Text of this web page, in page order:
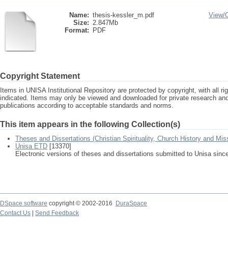
Name: thesis-kessler_m.pdf
Size: 2.847Mb
Format:
PDF
View/
Copyright Statement
Items in UNISA Institutional Repository are protected by copyright, with all
indicated. Items may only be viewed and downloaded for private research
publications according to acceptable standards and norms.
This item appears in the following Collection(s)
Theses and Dissertations (Christian Spirituality, Church History and
Unisa ETD [13370]
Electronic versions of theses and dissertations submitted to Unisa
DSpace software copyright © 2002-2016
DuraSpace
Contact Us
Send Feedback